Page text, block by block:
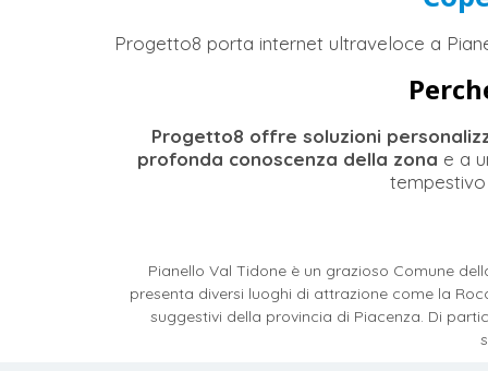
Progetto8 porta internet ultraveloce a
Progetto8 offre soluzioni
profonda conoscenza della zona e a
Pianello Val Tidone è un grazioso Comune
presenta diversi luoghi di attrazione come la
suggestivi della provincia di Piacenza. Di